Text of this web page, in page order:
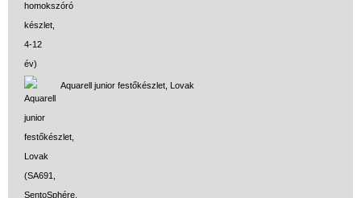
Aquarell junior festőkészlet, Lovak